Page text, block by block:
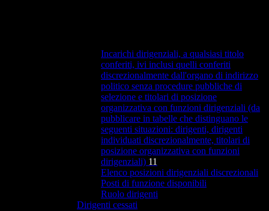
Incarichi dirigenziali, a qualsiasi titolo
conferiti, ivi inclusi quelli conferiti
discrezionalmente dall'organo di indirizzo
politico senza procedure pubbliche di
selezione e titolari di posizione
organizzativa con funzioni dirigenziali (da
pubblicare in tabelle che distinguano le
seguenti situazioni: dirigenti, dirigenti
individuati discrezionalmente, titolari di
posizione organizzativa con funzioni
dirigenziali) 11
Elenco posizioni dirigenziali discrezionali
Posti di funzione disponibili
Ruolo dirigenti
Dirigenti cessati